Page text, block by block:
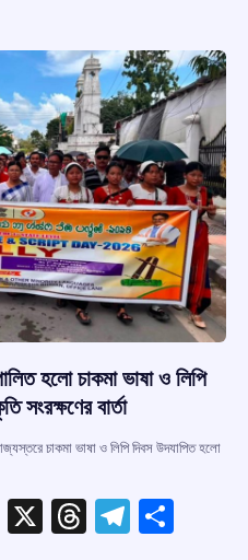
হলো চাকমা ভাষা ও লিপি
সংরক্ষণের বার্তা
চাকমা ভাষা ও লিপি দিবস উদযাপিত হলো
W
X
T
T